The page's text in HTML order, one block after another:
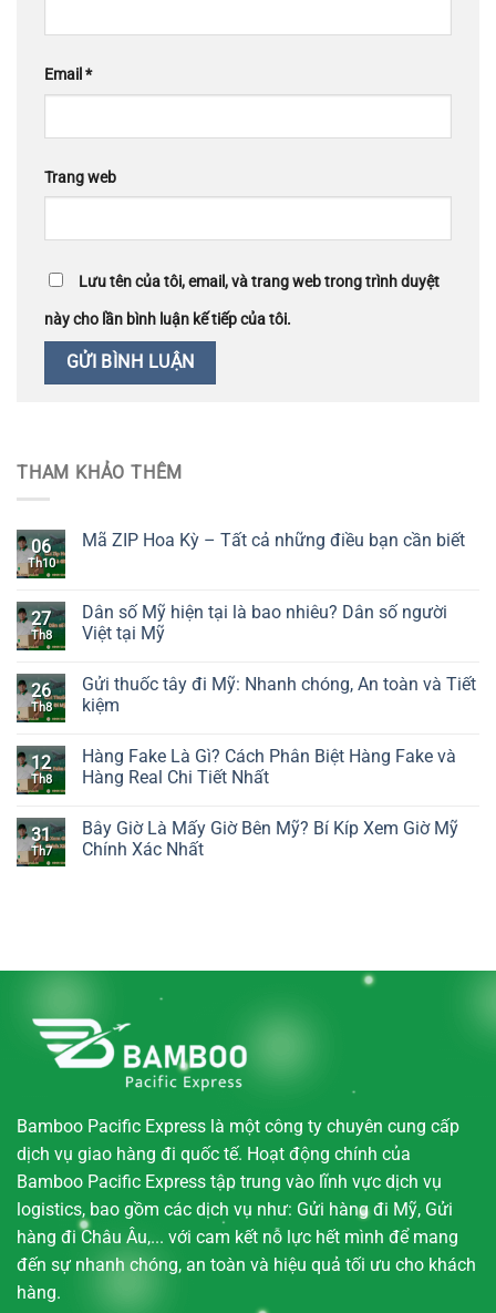
Email *
Trang web
Lưu tên của tôi, email, và trang web trong trình duyệt
này cho lần bình luận kế tiếp của tôi.
THAM KHẢO THÊM
06
Th10
Mã ZIP Hoa Kỳ – Tất cả những điều bạn cần biết
27
Th8
Dân số Mỹ hiện tại là bao nhiêu? Dân số người
Việt tại Mỹ
26
Th8
Gửi thuốc tây đi Mỹ: Nhanh chóng, An toàn và Tiết
kiệm
12
Th8
Hàng Fake Là Gì? Cách Phân Biệt Hàng Fake và
Hàng Real Chi Tiết Nhất
31
Th7
Bây Giờ Là Mấy Giờ Bên Mỹ? Bí Kíp Xem Giờ Mỹ
Chính Xác Nhất
Bamboo Pacific Express là một công ty chuyên cung cấp
dịch vụ giao hàng đi quốc tế. Hoạt động chính của
Bamboo Pacific Express tập trung vào lĩnh vực dịch vụ
logistics, bao gồm các dịch vụ như: Gửi hàng đi Mỹ, Gửi
hàng đi Châu Âu,... với cam kết nỗ lực hết mình để mang
đến sự nhanh chóng, an toàn và hiệu quả tối ưu cho khách
hàng.